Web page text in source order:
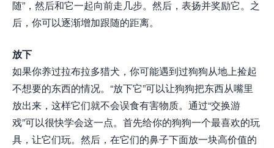
随”，然后和它一起向前走几步。然后，表扬并奖励它。之
后，你可以逐渐增加跟随的距离。
放下
如果你养过拉布拉多猎犬，你可能遇到过狗狗从地上捡起
不想要的东西的情况。“放下它”可以让狗狗把东西从嘴里
放出来，这样它们就不会误食有害物质。通过“交换游
戏”可以很快学会这一点。首先给你的狗狗一个最喜欢的玩
具，让它们玩。然后，在它们的鼻子下面放一块高价值的